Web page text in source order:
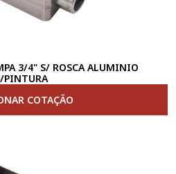
3/4" S/ ROSCA ALUMINIO
PINTURA
COTAÇÃO